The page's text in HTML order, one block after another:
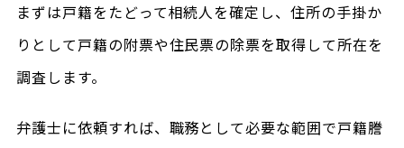
まずは戸籍をたどって相続人を確定し、住所の手掛か
りとして戸籍の附票や住民票の除票を取得して所在を
調査します。
弁護士に依頼すれば、職務として必要な範囲で戸籍謄